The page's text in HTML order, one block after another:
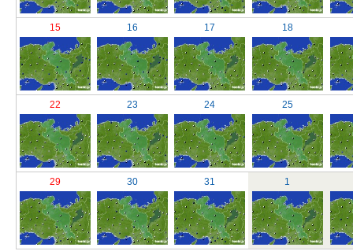
15 16 17 18
22 23 24 25
29 30 31 1